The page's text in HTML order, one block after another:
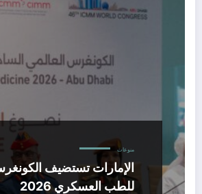
منوعات
الإمارات تستضيف
للطب العسكري 2026